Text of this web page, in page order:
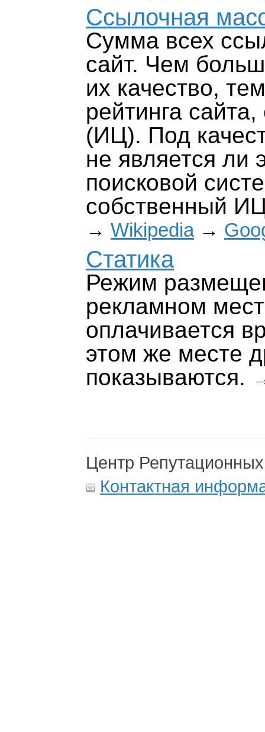
Ссылочная
Сумма всех
сайт. Чем
их качество,
рейтинга
(ИЦ). Под
не является ли
поисковой
собственный
→ Wikipedia→
Статика
Режим
рекламном
оплачивается
этом же месте
показываются.
Центр
Контактная